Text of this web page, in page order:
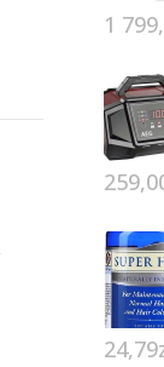
1
24,79